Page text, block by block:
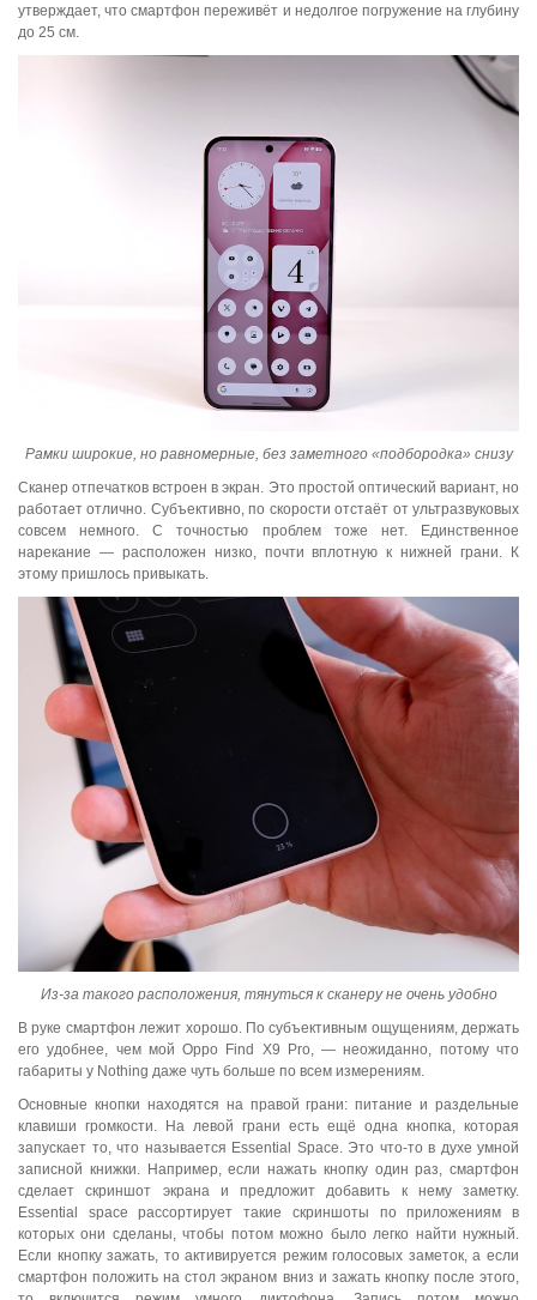
утверждает, что смартфон переживёт и недолгое погружение на глубину
до 25 см.
Рамки широкие, но равномерные, без заметного «подбородка» снизу
Сканер отпечатков встроен в экран. Это простой оптический вариант, но
работает отлично. Субъективно, по скорости отстаёт от ультразвуковых
совсем немного. С точностью проблем тоже нет. Единственное
нарекание — расположен низко, почти вплотную к нижней грани. К
этому пришлось привыкать.
Из-за такого расположения, тянуться к сканеру не очень удобно
В руке смартфон лежит хорошо. По субъективным ощущениям, держать
его удобнее, чем мой Oppo Find X9 Pro, — неожиданно, потому что
габариты у Nothing даже чуть больше по всем измерениям.
Основные кнопки находятся на правой грани: питание и раздельные
клавиши громкости. На левой грани есть ещё одна кнопка, которая
запускает то, что называется Essential Space. Это что-то в духе умной
записной книжки. Например, если нажать кнопку один раз, смартфон
сделает скриншот экрана и предложит добавить к нему заметку.
Essential space рассортирует такие скриншоты по приложениям в
которых они сделаны, чтобы потом можно было легко найти нужный.
Если кнопку зажать, то активируется режим голосовых заметок, а если
смартфон положить на стол экраном вниз и зажать кнопку после этого,